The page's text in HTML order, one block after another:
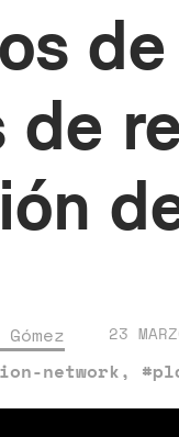
de
23
network,